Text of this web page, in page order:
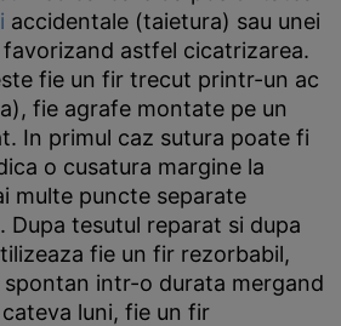
accidentale (taietura) sau unei
favorizand astfel cicatrizarea.
fie un fir trecut printr-un ac
fie agrafe montate pe un
In primul caz sutura poate fi
o cusatura margine la
multe puncte separate
Dupa tesutul reparat si dupa
fie un fir rezorbabil,
spontan intr-o durata mergand
luni, fie un fir